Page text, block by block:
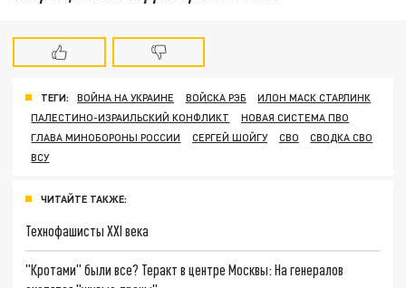
ТЕГИ: ВОЙНА НА УКРАИНЕ ВОЙСКА РЭБ
ИЛОН МАСК СТАРЛИНК
ПАЛЕСТИНО-ИЗРАИЛЬСКИЙ КОНФЛИКТ
НОВАЯ СИСТЕМА ПВО
ГЛАВА МИНОБОРОНЫ РОССИИ
СЕРГЕЙ ШОЙГУ СВО
СВОДКА СВО
ВСУ
ЧИТАЙТЕ ТАКЖЕ:
Технофашисты XXI века
"Кротами" были все? Теракт в центре Москвы: На генералов